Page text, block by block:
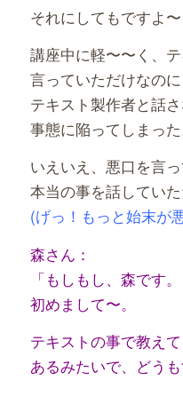
それにしてもですよ〜
講座中に軽〜〜く、
言っていただけなのに
テキスト製作者と話
事態に陥ってしまった
いえいえ、悪口を言
本当の事を話していた
(げっ！もっと始末が
森さん：
「もしもし、森です
初めまして〜。
テキストの事で教え
あるみたいで、どうも